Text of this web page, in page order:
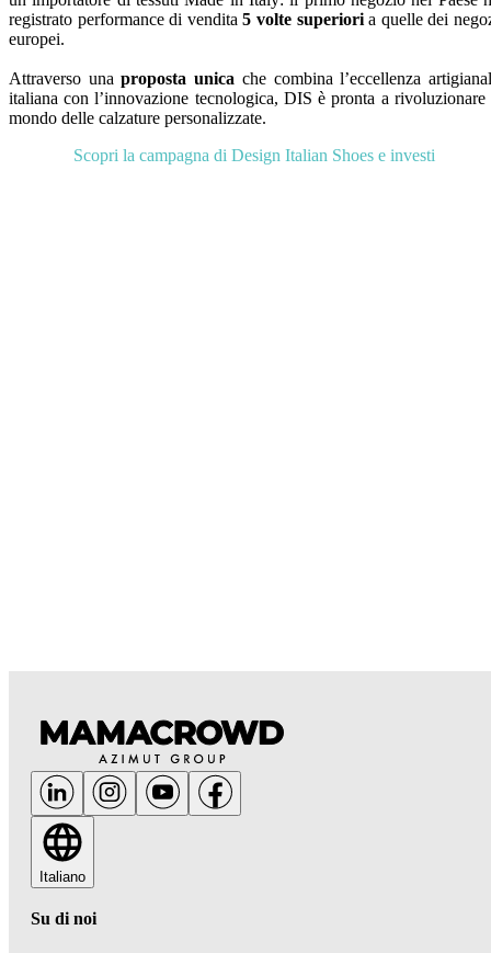
registrato performance di vendita5 volte superioria quelle dei
europei.
Attraverso unaproposta unica che combina l’eccellenza
italiana con l’innovazione tecnologica, DIS è pronta a
mondo delle calzature personalizzate.
Scopri la campagna di Design Italian Shoes e investi
Italiano
Su di noi